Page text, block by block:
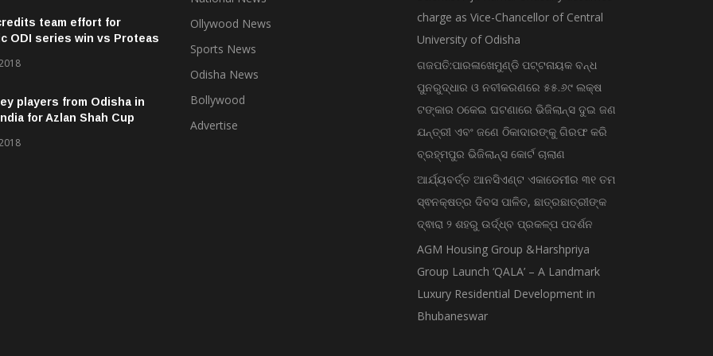
team effort for
ODI series win vs Proteas
players from Odisha in
for Azlan Shah Cup
Ollywood News
Sports News
Odisha News
Bollywood
Advertise
charge as Vice-Chancellor of Central
University of Odisha
ଗଜପତି:ପାରଳାଖେମୁଣ୍ଡି ପଟ୍ଟନାୟକ ବନ୍ଧ
ପୁନରୁଦ୍ଧାର ଓ ନବୀକରଣରେ ୫୫.୬୯ ଲକ୍ଷ
ଟଙ୍କାର ଠକେଇ ଘଟଣାରେ ଭିଜିଲାନ୍ସ ଦୁଇ ଜଣ
ଯନ୍ତ୍ରୀ ଏବଂ ଜଣେ ଠିକାଦାରଙ୍କୁ ଗିରଫ କରି
ବ୍ରହ୍ମପୁର ଭିଜିଲାନ୍ସ କୋର୍ଟ ଚାଲାଣ
ଆର୍ଯ୍ୟବର୍ତ୍ତ ଆନସିଏଣ୍ଟ ଏକାଡେମୀର ୩୧ ତମ
ସ୍ଵନକ୍ଷତ୍ର ଦିବସ ପାଳିତ, ଛାତ୍ରଛାତ୍ରୀଙ୍କ
ଦ୍ଵାରା ୨ ଶହରୁ ଉର୍ଦ୍ଧ୍ବ ପ୍ରକଳ୍ପ ପଦର୍ଶନ
AGM Housing Group &Harshpriya
Group Launch ‘QALA’ – A Landmark
Luxury Residential Development in
Bhubaneswar